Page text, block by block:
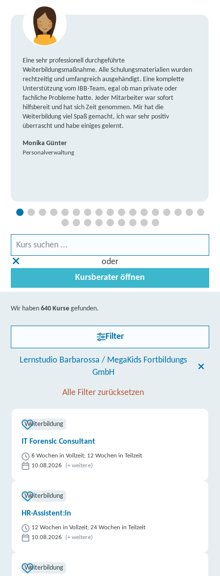
Eine sehr professionell durchgeführte
Weiterbildungsmaßnahme. Alle Schulungsmaterialien wurden
rechtzeitig und umfangreich ausgehändigt. Eine komplette
Unterstützung vom IBB-Team, egal ob man private oder
fachliche Probleme hatte. Jeder Mitarbeiter war sofort
hilfsbereit und hat sich Zeit genommen. Mir hat die
Weiterbildung viel Spaß gemacht, ich war sehr positiv
überrascht und habe einiges gelernt.
Monika Günter
Personalverwaltung
oder
Kursberater öffnen
Wir haben640 Kurse gefunden.
Filter
Lernstudio Barbarossa / MegaKids Fortbildungs
GmbH
Alle Filter zurücksetzen
Weiterbildung
IT Forensic Consultant
6 Wochen in Vollzeit; 12 Wochen in Teilzeit
10.08.2026
(+ weitere)
Weiterbildung
HR-Assistent:in
12 Wochen in Vollzeit; 24 Wochen in Teilzeit
10.08.2026
(+ weitere)
Weiterbildung